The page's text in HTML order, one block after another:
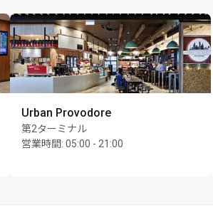
Urban Provodore
第2ターミナル
営業時間: 05:00 - 21:00